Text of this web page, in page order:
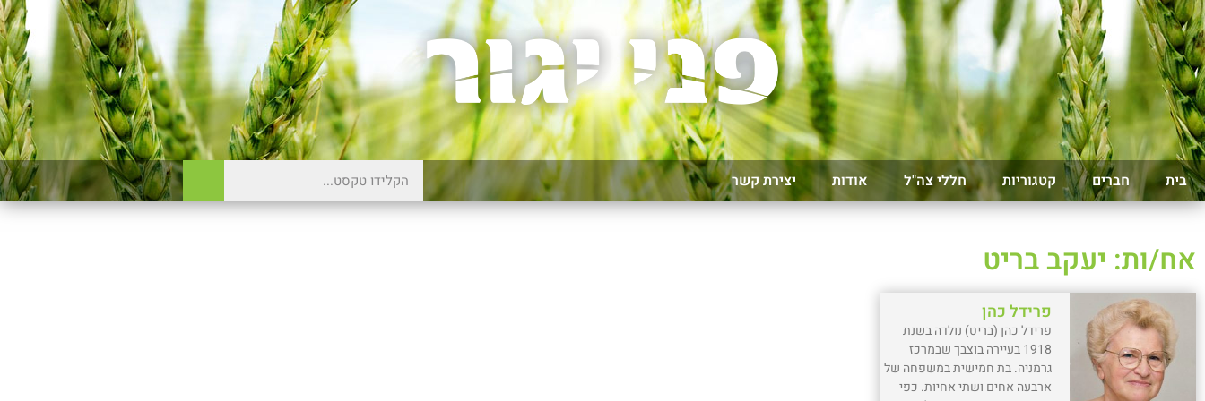
בית חברים קטגוריות חללי צה"ל אודות יצירת קשר
אח/ות: יעקב בריט
פרידל כהן
פרידל כהן (בריט) נולדה בשנת
1918 בעיירה בוצבך שבמרכז
גרמניה. בת חמישית במשפחה של
ארבעה אחים ושתי אחיות. כפי